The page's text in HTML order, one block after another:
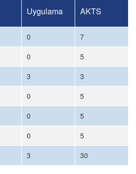
Uygulama AKTS
0
7
0
5
3
3
0
5
0
5
0
5
3 30